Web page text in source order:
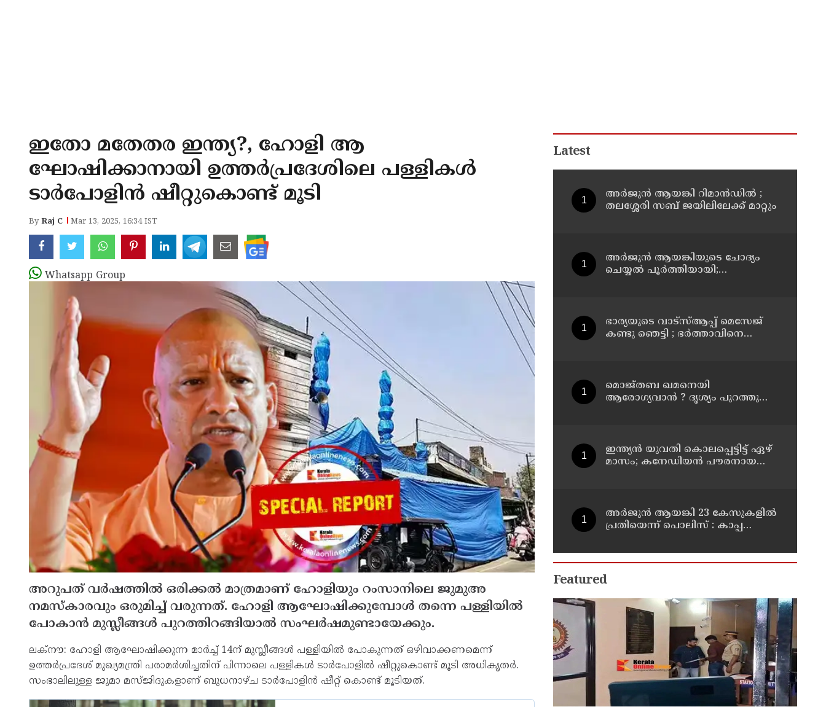
ഇതോ മതേതര ഇന്ത്യ?, ഹോളി ആ
ഘോഷിക്കാനായി ഉത്തര്‍പ്രദേശിലെ പള്ളികള്‍
ടാര്‍പോളിന്‍ ഷീറ്റുകൊണ്ട് മൂടി
ByRaj C Mar 13, 2025, 16:34 IST
Whatsapp Group
അറുപത് വര്‍ഷത്തില്‍ ഒരിക്കല്‍ മാത്രമാണ് ഹോളിയും റംസാനിലെ ജുമുഅ
നമസ്‌കാരവും ഒരുമിച്ച് വരുന്നത്. ഹോളി ആഘോഷിക്കുമ്പോള്‍ തന്നെ പള്ളിയില്‍
പോകാന്‍ മുസ്ലീങ്ങള്‍ പുറത്തിറങ്ങിയാല്‍ സംഘര്‍ഷമുണ്ടായേക്കും.
ലക്‌നൗ: ഹോളി ആഘോഷിക്കുന്ന മാര്‍ച്ച് 14ന് മുസ്ലീങ്ങള്‍ പള്ളിയില്‍ പോകുന്നത് ഒഴിവാക്കണമെന്ന്
ഉത്തര്‍പ്രദേശ് മുഖ്യമന്ത്രി പരാമര്‍ശിച്ചതിന് പിന്നാലെ പള്ളികള്‍ ടാര്‍പോളില്‍ ഷീറ്റുകൊണ്ട് മൂടി അധികൃതര്‍.
സംഭാലിലുള്ള ജുമാ മസ്ജിദുകളാണ് ബുധനാഴ്ച ടാര്‍പോളിന്‍ ഷീറ്റ് കൊണ്ട് മൂടിയത്.
Latest
അര്‍ജുന്‍ ആയങ്കി റിമാന്‍ഡില്‍ ;
തലശ്ശേരി സബ് ജയിലിലേക്ക് മാറ്റും
അര്‍ജുന്‍ ആയങ്കിയുടെ ചോദ്യം
ചെയ്യല്‍ പൂര്‍ത്തിയായി;
ഭാര്യയുടെ വാട്സ്ആപ്പ് മെസേജ്
കണ്ടു ഞെട്ടി ; ഭര്‍ത്താവിനെ
യുവതിയും സുഹൃത്തും ഒളിവില്‍
മൊജ്തബ ഖമനെയി
ആരോഗ്യവാന്‍ ? ദൃശ്യം പുറത്തുവിട്ട്
ഇന്ത്യന്‍ യുവതി കൊലപ്പെട്ടിട്ട് ഏഴ്
മാസം; കനേഡിയന്‍ പൗരനായ
അര്‍ജുന്‍ ആയങ്കി 23 കേസുകളില്‍
പ്രതിയെന്ന് പൊലിസ് : കാപ്പ
നീക്കം
Featured